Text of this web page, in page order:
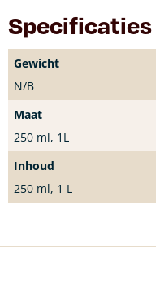
Specificaties
Gewicht
N/B
Maat
250 ml, 1L
Inhoud
250 ml, 1 L